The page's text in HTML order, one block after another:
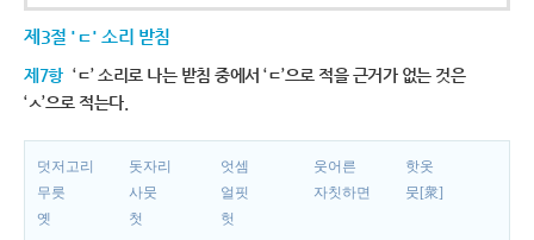
제3절 'ㄷ' 소리 받침
제7항 ‘ㄷ’ 소리로 나는 받침 중에서 ‘ㄷ’으로 적을 근거가 없는 것은
‘ㅅ’으로 적는다.
덧저고리 돗자리 엇셈 웃어른
핫옷
무릇
사뭇 얼핏 자칫하면
뭇[衆]
옛
첫 헛